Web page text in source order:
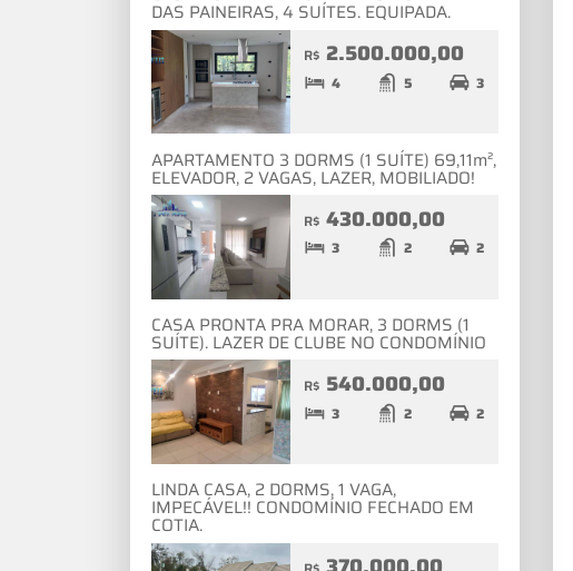
DAS PAINEIRAS, 4 SUÍTES. EQUIPADA.
R$ 2.500.000,00
4 5 3
APARTAMENTO 3 DORMS (1 SUÍTE) 69,11m²,
ELEVADOR, 2 VAGAS, LAZER, MOBILIADO!
R$ 430.000,00
3 2 2
CASA PRONTA PRA MORAR, 3 DORMS (1
SUÍTE). LAZER DE CLUBE NO CONDOMÍNIO
R$ 540.000,00
3 2 2
LINDA CASA, 2 DORMS, 1 VAGA,
IMPECÁVEL!! CONDOMÍNIO FECHADO EM
COTIA.